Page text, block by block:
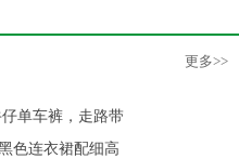
更多>>
单车裤，走路带
色连衣裙配细高